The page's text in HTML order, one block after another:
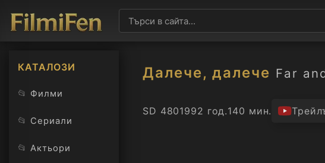
КАТАЛОЗИ
📂 Филми
📂 Сериали
📂 Актьори
Далече, далече Far
SD 4801992 год.140 мин.